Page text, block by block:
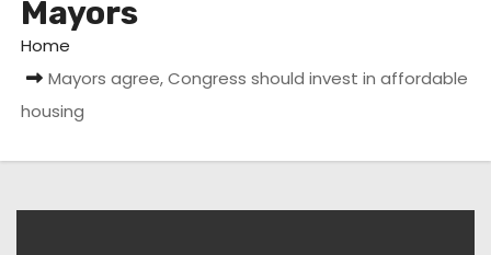
Mayors
Home
Mayors agree, Congress should invest in affordable
housing